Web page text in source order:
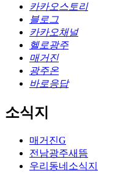
카카오스토리
블로그
카카오채널
헬로광주
매거진
광주온
바로응답
소식지
매거진G
전남광주새뜸
우리동네소식지